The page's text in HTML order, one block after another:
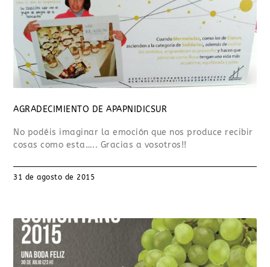
AGRADECIMIENTO DE APAPNIDICSUR
No podéis imaginar la emoción que nos produce recibir
cosas como esta….. Gracias a vosotros!!
31 de agosto de 2015